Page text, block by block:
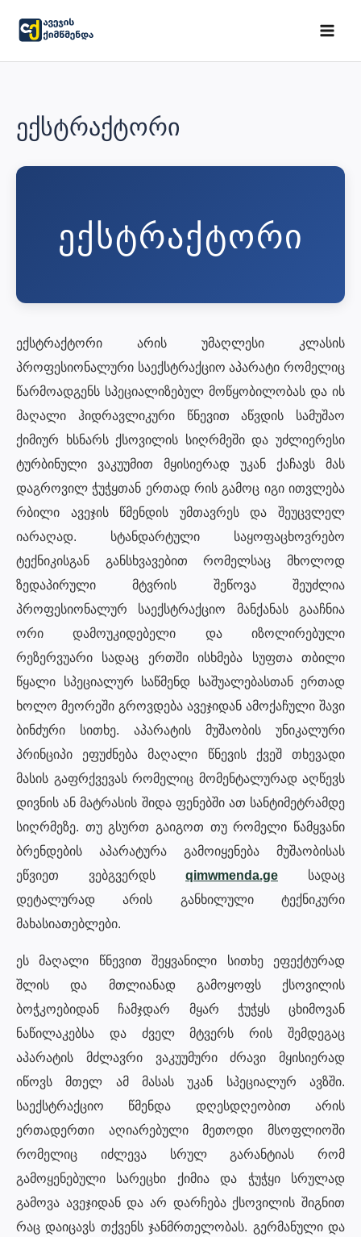
content
ექსტრაქტორი
ᲔᲥᲡᲢᲠᲐᲥᲢᲝᲠᲘ
ექსტრაქტორი არის უმაღლესი კლასის
პროფესიონალური საექსტრაქციო აპარატი რომელიც
წარმოადგენს სპეციალიზებულ მოწყობილობას და ის
მაღალი ჰიდრავლიკური წნევით აწვდის სამუშაო
ქიმიურ ხსნარს ქსოვილის სიღრმეში და უძლიერესი
ტურბინული ვაკუუმით მყისიერად უკან ქაჩავს მას
დაგროვილ ჭუჭყთან ერთად რის გამოც იგი ითვლება
რბილი ავეჯის წმენდის უმთავრეს და შეუცვლელ
იარაღად. სტანდარტული საყოფაცხოვრებო
ტექნიკისგან განსხვავებით რომელსაც მხოლოდ
ზედაპირული მტვრის შეწოვა შეუძლია
პროფესიონალურ საექსტრაქციო მანქანას გააჩნია
ორი დამოუკიდებელი და იზოლირებული
რეზერვუარი სადაც ერთში ისხმება სუფთა თბილი
წყალი სპეციალურ საწმენდ საშუალებასთან ერთად
ხოლო მეორეში გროვდება ავეჯიდან ამოქაჩული შავი
ბინძური სითხე. აპარატის მუშაობის უნიკალური
პრინციპი ეფუძნება მაღალი წნევის ქვეშ თხევადი
მასის გაფრქვევას რომელიც მომენტალურად აღწევს
დივნის ან მატრასის შიდა ფენებში ათ სანტიმეტრამდე
სიღრმეზე. თუ გსურთ გაიგოთ თუ რომელი წამყვანი
ბრენდების აპარატურა გამოიყენება მუშაობისას
ეწვიეთ ვებგვერდს qimwmenda.ge სადაც
დეტალურად არის განხილული ტექნიკური
მახასიათებლები.
ეს მაღალი წნევით შეყვანილი სითხე ეფექტურად
შლის და მთლიანად გამოყოფს ქსოვილის
ბოჭკოებიდან ჩამჯდარ მყარ ჭუჭყს ცხიმოვან
ნაწილაკებსა და ძველ მტვერს რის შემდეგაც
აპარატის მძლავრი ვაკუუმური ძრავი მყისიერად
იწოვს მთელ ამ მასას უკან სპეციალურ ავზში.
საექსტრაქციო წმენდა დღესდღეობით არის
ერთადერთი აღიარებული მეთოდი მსოფლიოში
რომელიც იძლევა სრულ გარანტიას რომ
გამოყენებული სარეცხი ქიმია და ჭუჭყი სრულად
გამოვა ავეჯიდან და არ დარჩება ქსოვილის შიგნით
რაც დაიცავს თქვენს ჯანმრთელობას. გერმანული და